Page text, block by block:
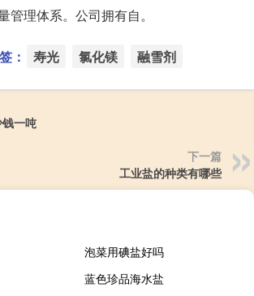
管理体系。公司拥有自。
： 寿光 氯化镁 融雪剂
一吨
下一篇
工业盐的种类有哪些
泡菜用碘盐好吗
蓝色珍品海水盐